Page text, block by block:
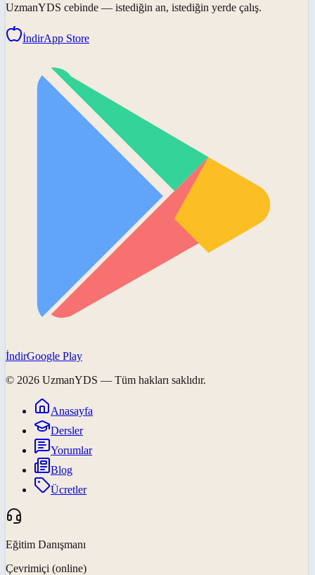
UzmanYDS cebinde — istediğin an, istediğin yerde çalış.
İndirApp Store
İndirGoogle Play
© 2026 UzmanYDS — Tüm hakları saklıdır.
Anasayfa
Dersler
Yorumlar
Blog
Ücretler
Eğitim Danışmanı
Çevrimiçi (online)